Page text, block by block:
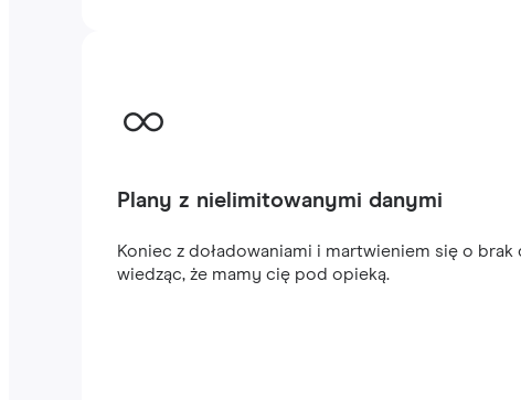
Plany z nielimitowanymi danymi
Koniec z doładowaniami i martwieniem się o
wiedząc, że mamy cię pod opieką.